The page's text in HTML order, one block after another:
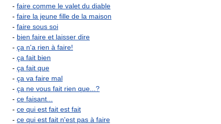
- faire comme le valet du diable
- faire la jeune fille de la maison
- faire sous soi
- bien faire et laisser dire
- ça n'a rien à faire!
- ça fait bien
- ça fait que
- ça va faire mal
- ça ne vous fait rien que...?
- ce faisant...
- ce qui est fait est fait
- ce qui est fait n'est pas à faire